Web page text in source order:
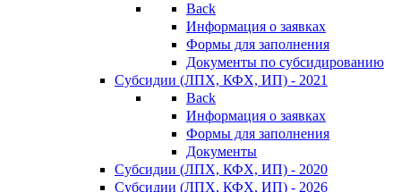
Back
Информация о заявках
Формы для заполнения
Документы по субсидированию
Субсидии (ЛПХ, КФХ, ИП) - 2021
Back
Информация о заявках
Формы для заполнения
Документы
Субсидии (ЛПХ, КФХ, ИП) - 2020
Субсидии (ЛПХ, КФХ, ИП) - 2026